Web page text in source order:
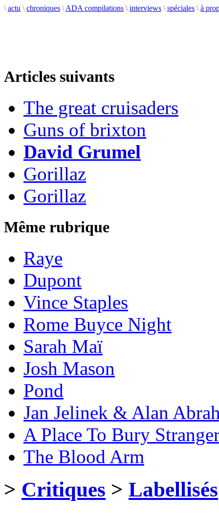
\ actu \ chroniques \ ADA compilations \ interviews \ spéciales \ à
Articles suivants
The great cruisaders
Guns of brixton
David Grumel
Gorillaz
Gorillaz
Même rubrique
Raye
Dupont
Vince Staples
Rome Buyce Night
Sarah Maï
Josh Mason
Pond
Jan Jelinek & Alan
A Place To Bury
The Blood Arm
> Critiques > Labellisés